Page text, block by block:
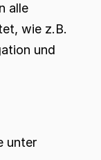
alle
wie z.B.
und
unter